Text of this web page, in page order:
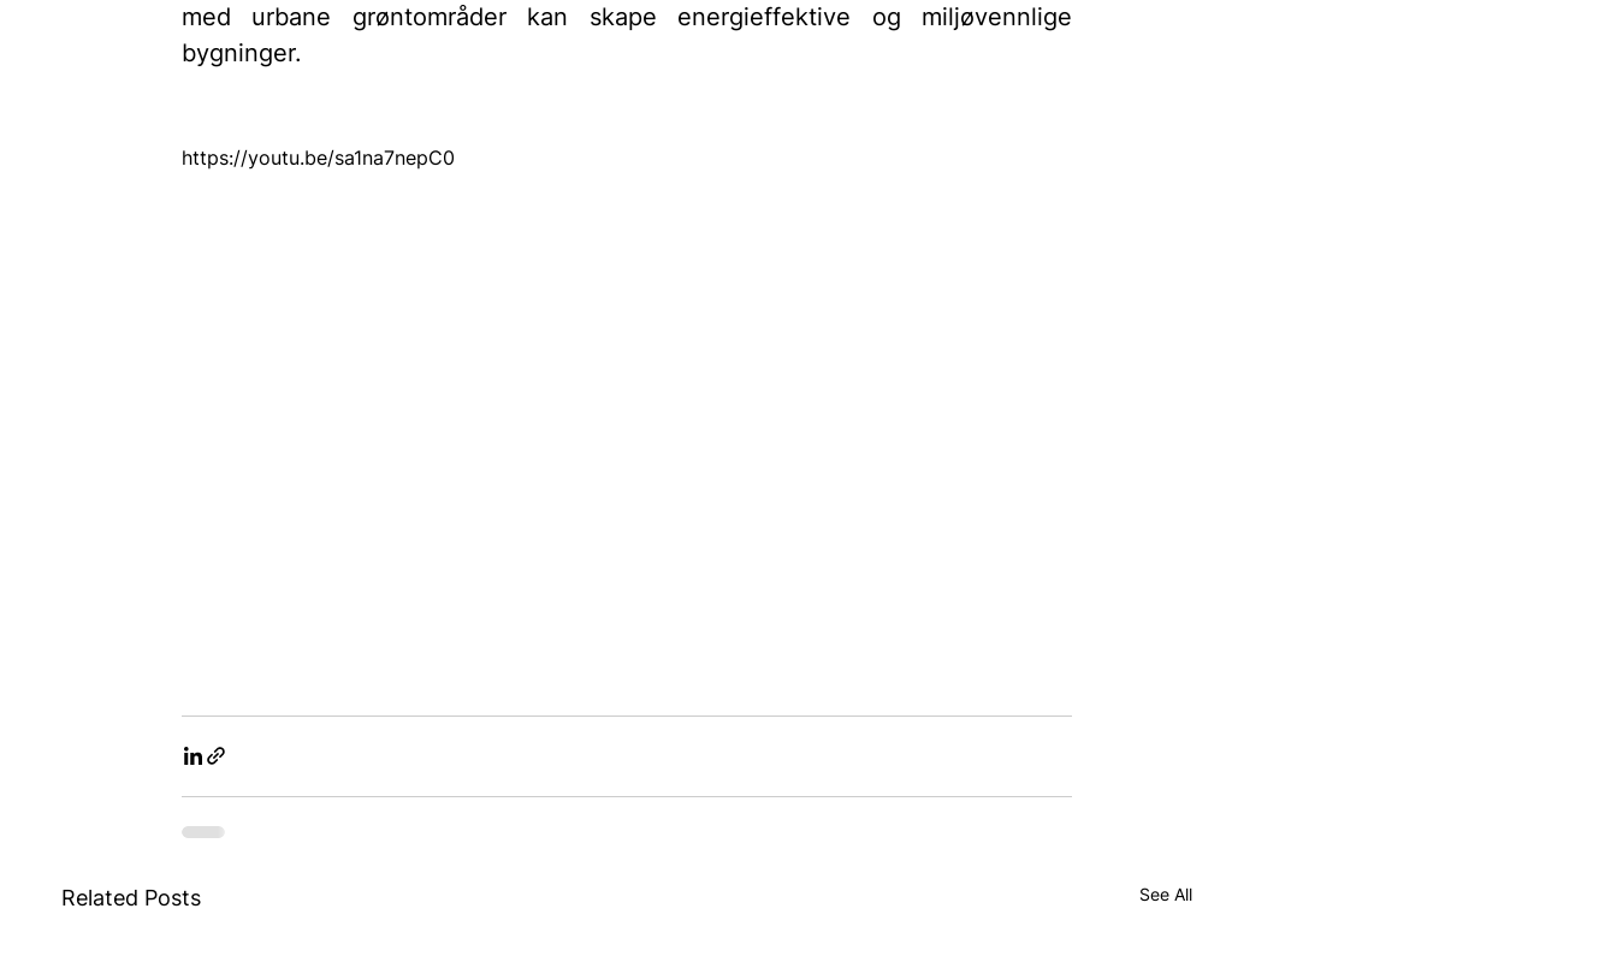
med urbane grøntområder kan skape energieffektive og miljøvennlige
bygninger.
https://youtu.be/sa1na7nepC0
Related Posts See All